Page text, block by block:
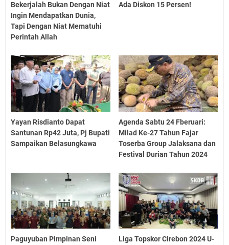
Bekerjalah Bukan Dengan Niat
Ingin Mendapatkan Dunia,
Tapi Dengan Niat Mematuhi
Perintah Allah
Ada Diskon 15 Persen!
Yayan Risdianto Dapat
Santunan Rp42 Juta, Pj Bupati
Sampaikan Belasungkawa
Agenda Sabtu 24 Fberuari:
Milad Ke-27 Tahun Fajar
Toserba Group Jalaksana dan
Festival Durian Tahun 2024
Paguyuban Pimpinan Seni
Liga Topskor Cirebon 2024 U-